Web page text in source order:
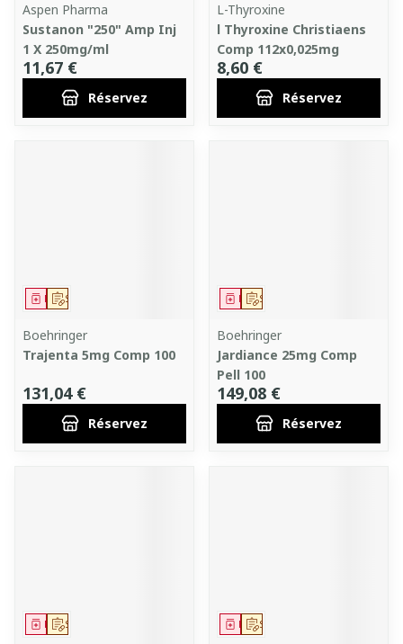
Aspen Pharma
Sustanon "250" Amp Inj
1 X 250mg/ml
11,67 €
Réservez
L-Thyroxine
l Thyroxine Christiaens
Comp 112x0,025mg
8,60 €
Réservez
Sur prescription
Médicament
Boehringer
Trajenta 5mg Comp 100
131,04 €
Réservez
Sur prescription
Médicament
Boehringer
Jardiance 25mg Comp
Pell 100
149,08 €
Réservez
Sur prescription
Médicament Sur prescription
Médicament